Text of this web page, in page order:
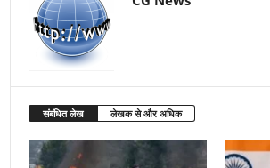
संबंधित लेख लेखक से और अधिक